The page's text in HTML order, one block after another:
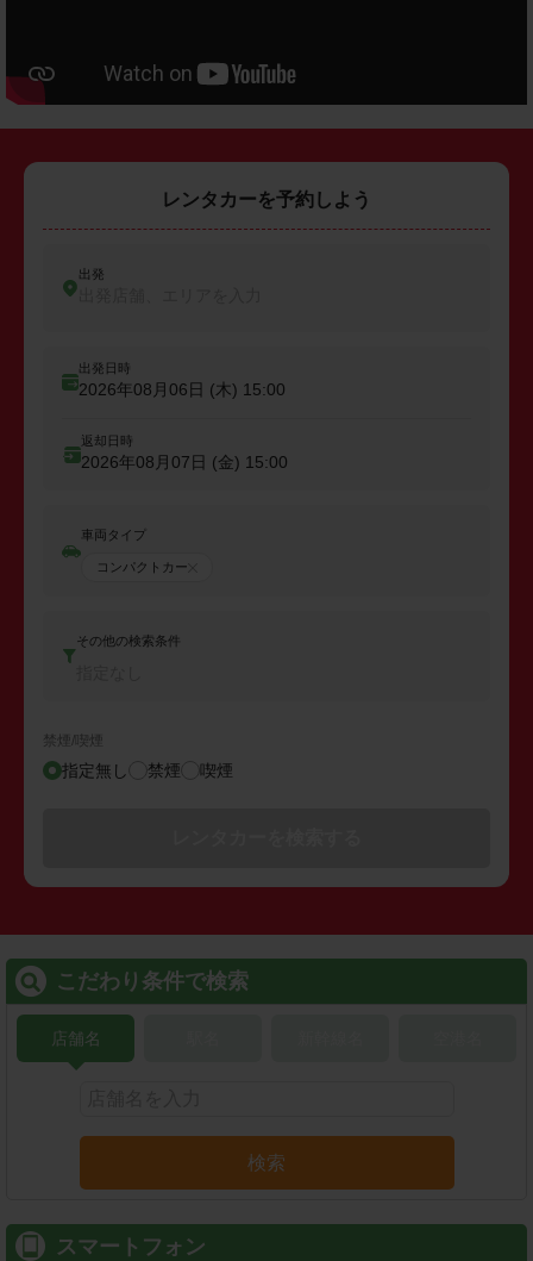
レンタカーを予約しよう
出発
出発日時
2026年08月06日 (木) 15:00
返却日時
2026年08月07日 (金) 15:00
車両タイプ
コンパクトカー
その他の検索条件
禁煙/喫煙
指定無し 禁煙 喫煙
こだわり条件で検索
店舗名
検索
スマートフォン